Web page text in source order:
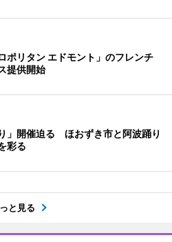
ポリタン エドモント」のフレンチ
提供開始
」開催迫る ほおずき市と阿波踊り
彩る
と見る